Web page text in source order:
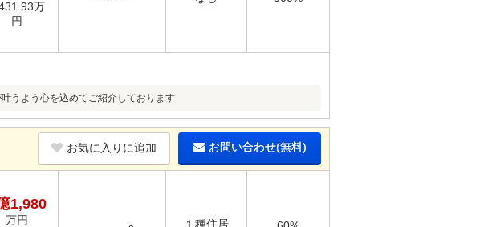
万
円
うよう心を込めてご紹介しております
お気に入りに追加 お問い合わせ(無料)
1,980
万円
１種住居